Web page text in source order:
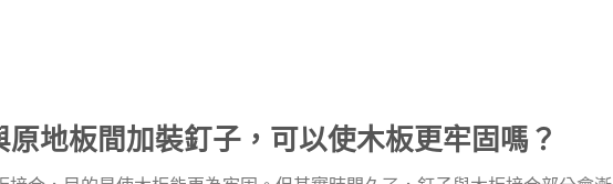
原地板間加裝釘子，可以使木板更牢固嗎？